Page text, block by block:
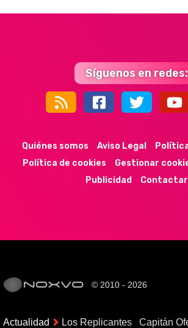
Síguenos en redes:
Quiénes somos Aviso Legal
Política de cookies
Gestionar
Publicidad
Contactar
© 2010 - 2026
Actualidad Los Replicantes Capitán